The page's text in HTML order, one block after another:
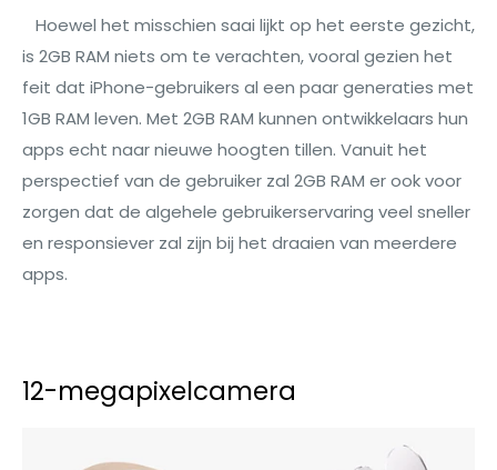
Hoewel het misschien saai lijkt op het eerste gezicht,
is 2GB RAM niets om te verachten, vooral gezien het
feit dat iPhone-gebruikers al een paar generaties met
1GB RAM leven. Met 2GB RAM kunnen ontwikkelaars hun
apps echt naar nieuwe hoogten tillen. Vanuit het
perspectief van de gebruiker zal 2GB RAM er ook voor
zorgen dat de algehele gebruikerservaring veel sneller
en responsiever zal zijn bij het draaien van meerdere
apps.
12-megapixelcamera